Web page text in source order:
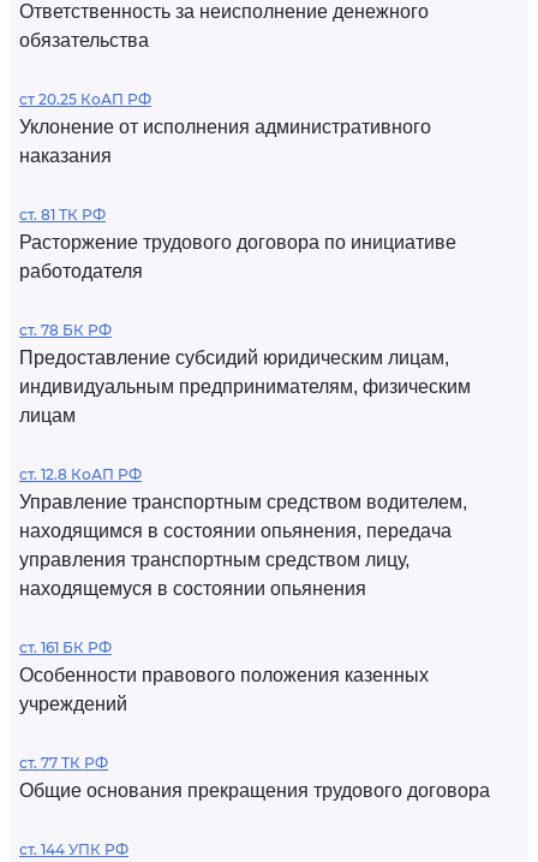
Ответственность за неисполнение денежного
обязательства
ст 20.25 КоАП РФ
Уклонение от исполнения административного
наказания
ст. 81 ТК РФ
Расторжение трудового договора по инициативе
работодателя
ст. 78 БК РФ
Предоставление субсидий юридическим лицам,
индивидуальным предпринимателям, физическим
лицам
ст. 12.8 КоАП РФ
Управление транспортным средством водителем,
находящимся в состоянии опьянения, передача
управления транспортным средством лицу,
находящемуся в состоянии опьянения
ст. 161 БК РФ
Особенности правового положения казенных
учреждений
ст. 77 ТК РФ
Общие основания прекращения трудового договора
ст. 144 УПК РФ